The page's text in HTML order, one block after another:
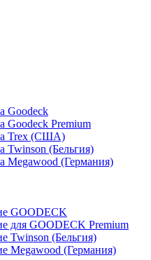
Goodeck
Goodeck Premium
Trex (США)
Twinson (Бельгия)
Megawood (Германия)
GOODECK
для GOODECK Premium
Twinson (Бельгия)
Megawood (Германия)